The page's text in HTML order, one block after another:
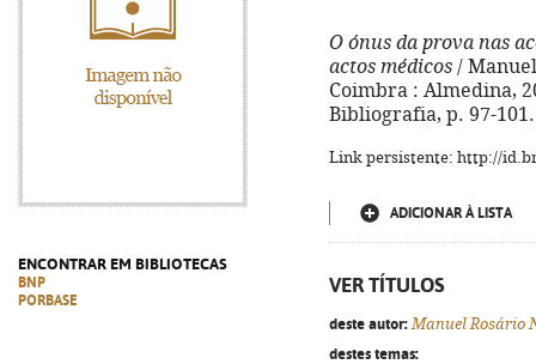
ENCONTRAR EM BIBLIOTECAS
BNP
PORBASE
O ónus da prova nas
actos médicos /
Coimbra : Almedina,
Bibliografia, p. 97-101.
Link persistente: http://
ADICIONAR À LISTA
VER TÍTULOS
deste autor: Manuel Rosário
destes temas: